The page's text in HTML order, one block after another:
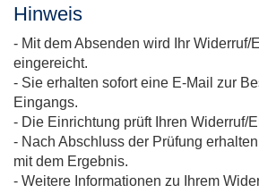
Hinweis
- Mit dem Absenden wird Ihr Widerruf/
eingereicht.
- Sie erhalten sofort eine E-Mail zur
Eingangs.
- Die Einrichtung prüft Ihren Widerruf/
- Nach Abschluss der Prüfung
mit dem Ergebnis.
- Weitere Informationen zu Ihrem